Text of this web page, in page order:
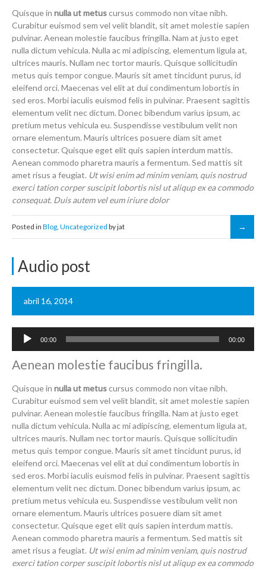
Quisque in nulla ut metuscursus commodo non vitae nibh.
Curabitur euismod sem vel velit blandit, sit amet molestie sapien
pulvinar. Aenean molestie faucibus fringilla. Nam at justo eget
nulla dictum vehicula. Nulla ac mi adipiscing, elementum ligula at,
ultrices mauris. Nullam nec tortor mauris. Quisque sollicitudin
metus quis tempor congue. Mauris sit amet tincidunt purus, id
eleifend orci. Maecenas vel elit at dui condimentum lobortis in
sed eros. Morbi iaculis euismod felis in pulvinar. Praesent sagittis
elementum velit nec dictum. Donec bibendum varius ipsum, ac
pretium metus vehicula eu. Suspendisse vestibulum velit non
ornare elementum. Mauris ultrices posuere diam sit amet
consectetur. Quisque eget elit quis sapien interdum mattis.
Aenean commodo pharetra mauris a fermentum. Sed mattis sit
amet risus a feugiat. Ut wisi enim ad minim veniam, quis nostrud
exerci tation corper suscipit lobortis nisl ut aliqup ex ea commodo
consequat. Duis autem vel eum iriure dolor
Posted in Blog, Uncategorized by jat
Audio post
abril 16, 2014
Reproductor
00:00 00:00
Aenean molestie faucibus fringilla.
Quisque in nulla ut metuscursus commodo non vitae nibh.
Curabitur euismod sem vel velit blandit, sit amet molestie sapien
pulvinar. Aenean molestie faucibus fringilla. Nam at justo eget
nulla dictum vehicula. Nulla ac mi adipiscing, elementum ligula at,
ultrices mauris. Nullam nec tortor mauris. Quisque sollicitudin
metus quis tempor congue. Mauris sit amet tincidunt purus, id
eleifend orci. Maecenas vel elit at dui condimentum lobortis in
sed eros. Morbi iaculis euismod felis in pulvinar. Praesent sagittis
elementum velit nec dictum. Donec bibendum varius ipsum, ac
pretium metus vehicula eu. Suspendisse vestibulum velit non
ornare elementum. Mauris ultrices posuere diam sit amet
consectetur. Quisque eget elit quis sapien interdum mattis.
Aenean commodo pharetra mauris a fermentum. Sed mattis sit
amet risus a feugiat. Ut wisi enim ad minim veniam, quis nostrud
exerci tation corper suscipit lobortis nisl ut aliqup ex ea commodo